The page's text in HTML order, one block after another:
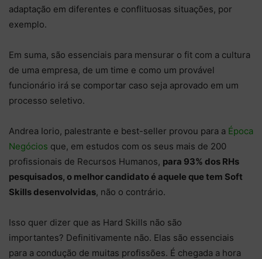
adaptação em diferentes e conflituosas situações, por
exemplo.
Em suma, são essenciais para mensurar o fit com a cultura
de uma empresa, de um time e como um provável
funcionário irá se comportar caso seja aprovado em um
processo seletivo.
Andrea Iorio, palestrante e best-seller provou para a Época
Negócios que, em estudos com os seus mais de 200
profissionais de Recursos Humanos, para 93% dos RHs
pesquisados, o melhor candidato é aquele que tem Soft
Skills desenvolvidas, não o contrário.
Isso quer dizer que as Hard Skills não são
importantes? Definitivamente não. Elas são essenciais
para a condução de muitas profissões. É chegada a hora